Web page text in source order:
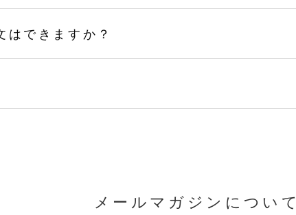
はできますか？
メールマガジンについて